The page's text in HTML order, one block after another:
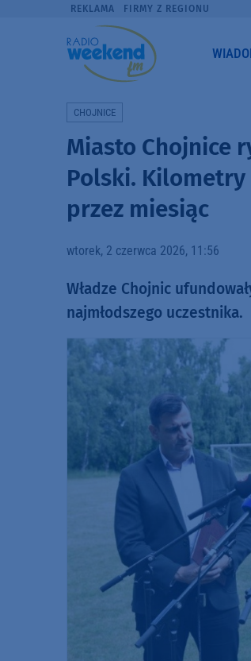
REKLAMA FIRMY Z REGIONU
CHOJNICE
Miasto Chojnice
Polski.
przez miesiąc
wtorek, 2 czerwca 2026, 11:56
Władze Chojnic
najmłodszego uczestnika.